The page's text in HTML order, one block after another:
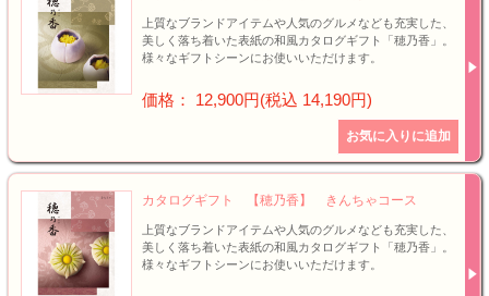
上質なブランドアイテムや人気のグルメなども充実した、
美しく落ち着いた表紙の和風カタログギフト「穂乃香」。
様々なギフトシーンにお使いいただけます。
価格： 12,900円(税込 14,190円)
カタログギフト 【穂乃香】 きんちゃコース
上質なブランドアイテムや人気のグルメなども充実した、
美しく落ち着いた表紙の和風カタログギフト「穂乃香」。
様々なギフトシーンにお使いいただけます。